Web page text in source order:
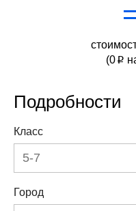
(0 p
Подробности
Класс
Город